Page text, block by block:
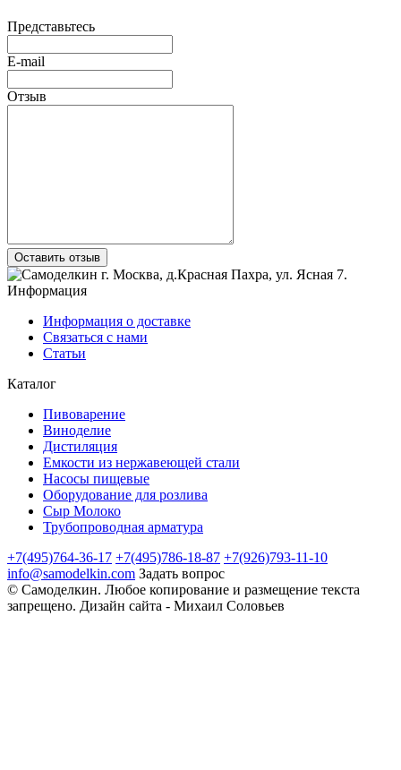
Представьтесь
E-mail
Отзыв
Оставить отзыв
г. Москва, д.Красная Пахра, ул. Ясная 7.
Информация
Информация о доставке
Связаться с нами
Статьи
Каталог
Пивоварение
Виноделие
Дистиляция
Емкости из нержавеющей стали
Насосы пищевые
Оборудование для розлива
Сыр Молоко
Трубопроводная арматура
+7(495)764-36-17 +7(495)786-18-87 +7(926)793-11-10
info@samodelkin.com Задать вопрос
© Самоделкин. Любое копирование и размещение текста
запрещено. Дизайн сайта - Михаил Соловьев